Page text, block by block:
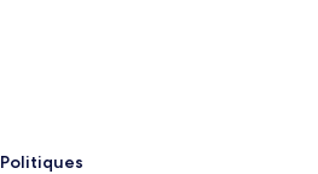
Politiques